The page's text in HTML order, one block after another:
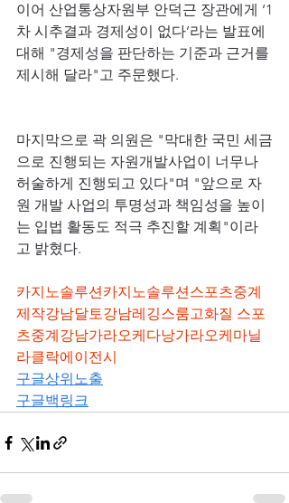
이어 산업통상자원부 안덕근 장관에게 ‘1
차 시추결과 경제성이 없다’라는 발표에
대해 "경제성을 판단하는 기준과 근거를
제시해 달라"고 주문했다.
마지막으로 곽 의원은 "막대한 국민 세금
으로 진행되는 자원개발사업이 너무나
허술하게 진행되고 있다"며 "앞으로 자
원 개발 사업의 투명성과 책임성을 높이
는 입법 활동도 적극 추진할 계획"이라
고 밝혔다.
카지노솔루션카지노솔루션스포츠중계
제작강남달토강남레깅스룸고화질 스포
츠중계강남가라오케다낭가라오케마닐
라클락에이전시
구글상위노출
구글백링크